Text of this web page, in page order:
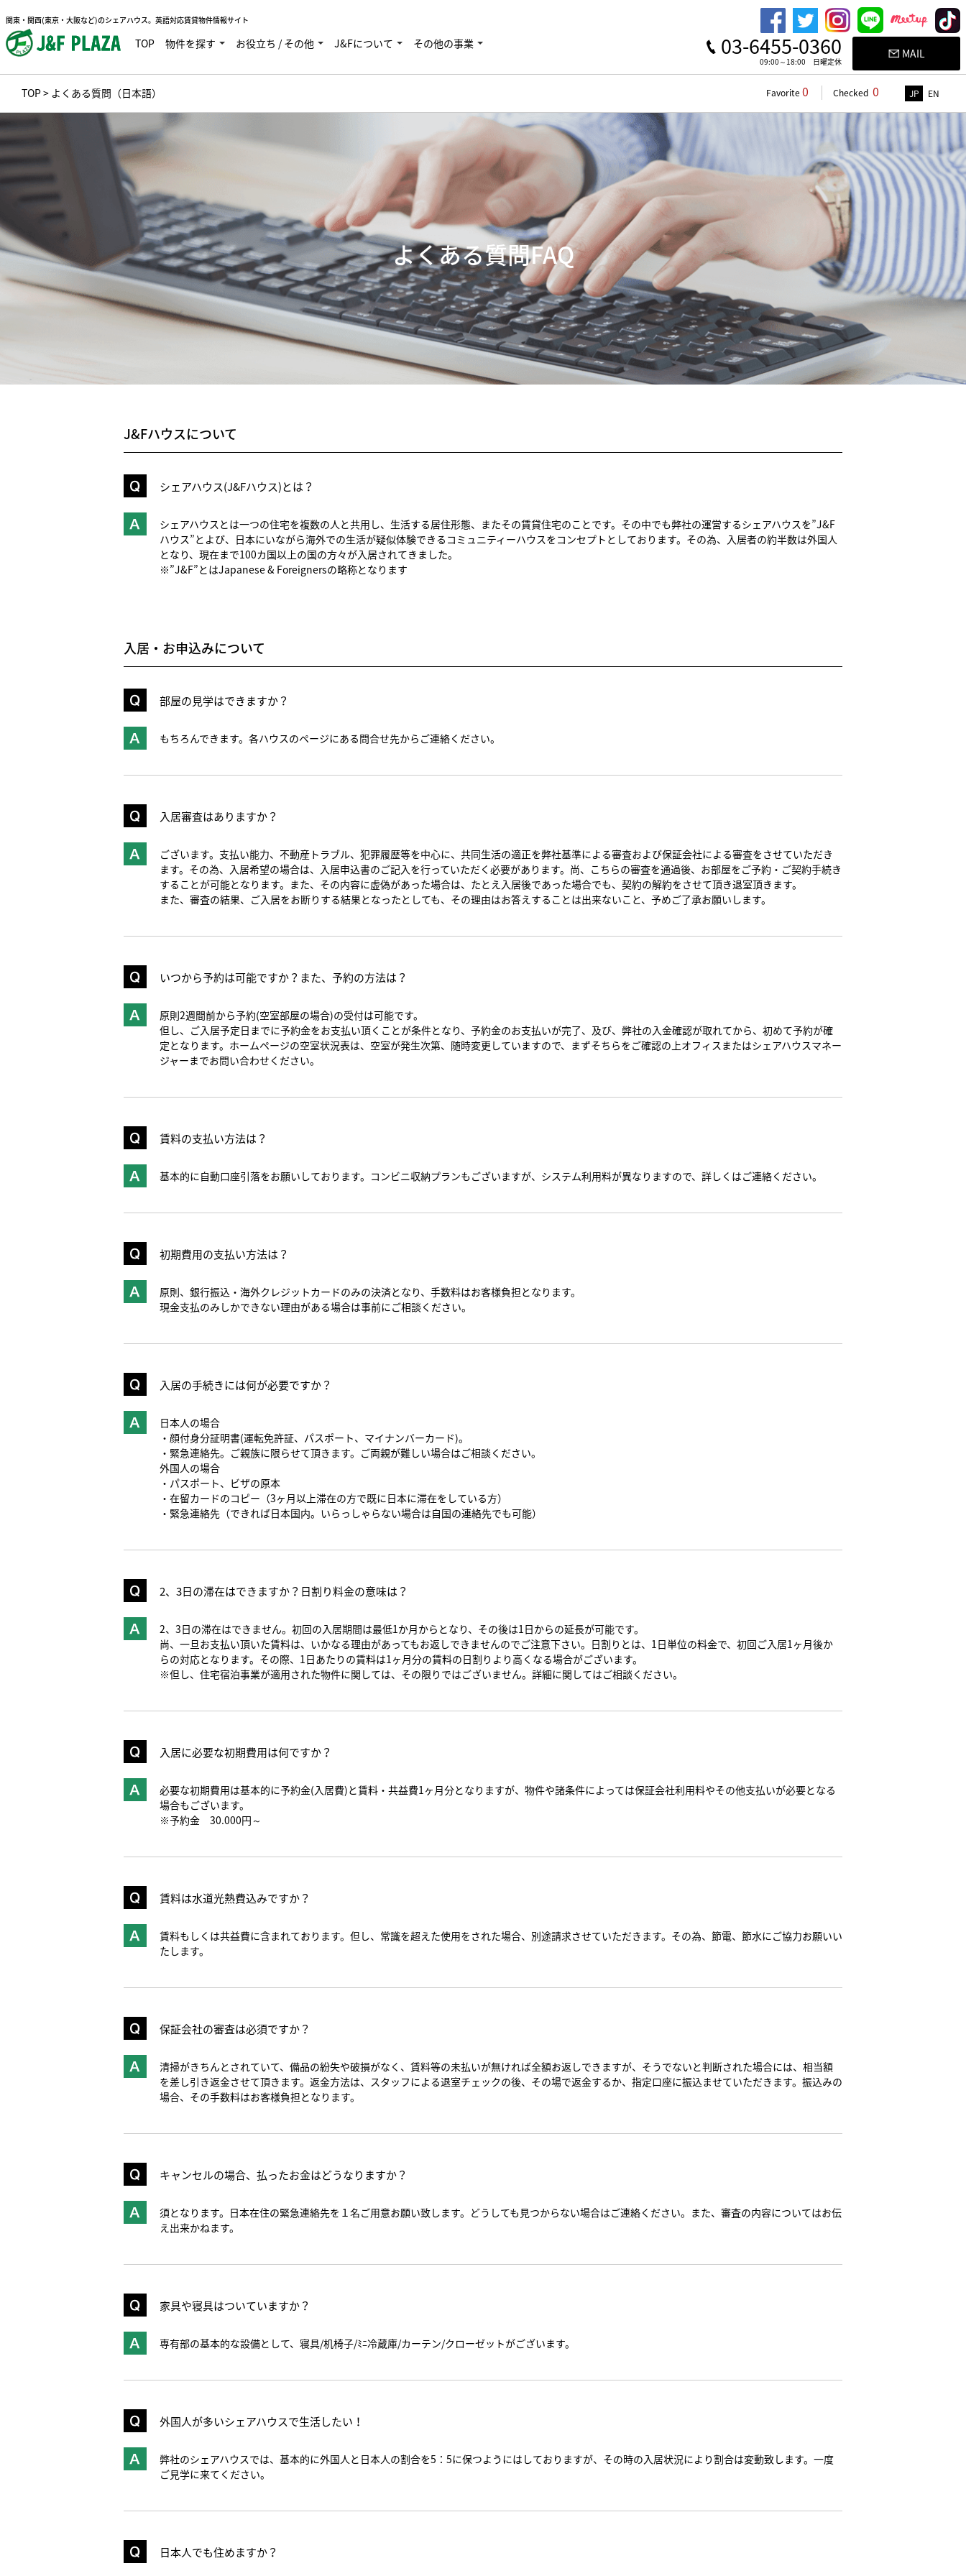
関東・関西(東京・大阪など)のシェアハウス。英語対応賃貸物件情報サイト
TOP 物件を探す お役立ち / その他 J&Fについて その他の事業 03-6455-0360
09:00～18:00 日曜定休
MAIL
TOP> よくある質問（日本語） Favorite 0 Checked 0 JP EN
よくある質問FAQ
J&Fハウスについて
シェアハウス(J&Fハウス)とは？
シェアハウスとは一つの住宅を複数の人と共用し、生活する居住形態、またその賃貸住宅のことです。その中でも弊社の運営するシェアハウスを”J&F
ハウス”とよび、日本にいながら海外での生活が疑似体験できるコミュニティーハウスをコンセプトとしております。その為、入居者の約半数は外国人
となり、現在まで100カ国以上の国の方々が入居されてきました。
※”J&F”とはJapanese & Foreignersの略称となります
入居・お申込みについて
部屋の見学はできますか？
もちろんできます。各ハウスのページにある問合せ先からご連絡ください。
入居審査はありますか？
ございます。支払い能力、不動産トラブル、犯罪履歴等を中心に、共同生活の適正を弊社基準による審査および保証会社による審査をさせていただき
ます。その為、入居希望の場合は、入居申込書のご記入を行っていただく必要があります。尚、こちらの審査を通過後、お部屋をご予約・ご契約手続き
することが可能となります。また、その内容に虚偽があった場合は、たとえ入居後であった場合でも、契約の解約をさせて頂き退室頂きます。
また、審査の結果、ご入居をお断りする結果となったとしても、その理由はお答えすることは出来ないこと、予めご了承お願いします。
いつから予約は可能ですか？また、予約の方法は？
原則2週間前から予約(空室部屋の場合)の受付は可能です。
但し、ご入居予定日までに予約金をお支払い頂くことが条件となり、予約金のお支払いが完了、及び、弊社の入金確認が取れてから、初めて予約が確
定となります。ホームページの空室状況表は、空室が発生次第、随時変更していますので、まずそちらをご確認の上オフィスまたはシェアハウスマネー
ジャーまでお問い合わせください。
賃料の支払い方法は？
基本的に自動口座引落をお願いしております。コンビニ収納プランもございますが、システム利用料が異なりますので、詳しくはご連絡ください。
初期費用の支払い方法は？
原則、銀行振込・海外クレジットカードのみの決済となり、手数料はお客様負担となります。
現金支払のみしかできない理由がある場合は事前にご相談ください。
入居の手続きには何が必要ですか？
日本人の場合
・顔付身分証明書(運転免許証、パスポート、マイナンバーカード)。
・緊急連絡先。ご親族に限らせて頂きます。ご両親が難しい場合はご相談ください。
外国人の場合
・パスポート、ビザの原本
・在留カードのコピー（3ヶ月以上滞在の方で既に日本に滞在をしている方）
・緊急連絡先（できれば日本国内。いらっしゃらない場合は自国の連絡先でも可能）
2、3日の滞在はできますか？日割り料金の意味は？
2、3日の滞在はできません。初回の入居期間は最低1か月からとなり、その後は1日からの延長が可能です。
尚、一旦お支払い頂いた賃料は、いかなる理由があってもお返しできませんのでご注意下さい。日割りとは、1日単位の料金で、初回ご入居1ヶ月後か
らの対応となります。その際、1日あたりの賃料は1ヶ月分の賃料の日割りより高くなる場合がございます。
※但し、住宅宿泊事業が適用された物件に関しては、その限りではございません。詳細に関してはご相談ください。
入居に必要な初期費用は何ですか？
必要な初期費用は基本的に予約金(入居費)と賃料・共益費1ヶ月分となりますが、物件や諸条件によっては保証会社利用料やその他支払いが必要となる
場合もございます。
※予約金 30.000円～
賃料は水道光熱費込みですか？
賃料もしくは共益費に含まれております。但し、常識を超えた使用をされた場合、別途請求させていただきます。その為、節電、節水にご協力お願いい
たします。
保証会社の審査は必須ですか？
清掃がきちんとされていて、備品の紛失や破損がなく、賃料等の未払いが無ければ全額お返しできますが、そうでないと判断された場合には、相当額
を差し引き返金させて頂きます。返金方法は、スタッフによる退室チェックの後、その場で返金するか、指定口座に振込ませていただきます。振込みの
場合、その手数料はお客様負担となります。
キャンセルの場合、払ったお金はどうなりますか？
須となります。日本在住の緊急連絡先を１名ご用意お願い致します。どうしても見つからない場合はご連絡ください。また、審査の内容についてはお伝
え出来かねます。
家具や寝具はついていますか？
専有部の基本的な設備として、寝具/机椅子/ﾐﾆ冷蔵庫/カーテン/クローゼットがございます。
外国人が多いシェアハウスで生活したい！
弊社のシェアハウスでは、基本的に外国人と日本人の割合を5：5に保つようにはしておりますが、その時の入居状況により割合は変動致します。一度
ご見学に来てください。
日本人でも住めますか？